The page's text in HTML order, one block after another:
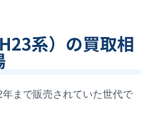
系）の買取相
まで販売されていた世代で